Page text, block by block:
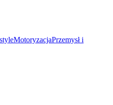
MotoryzacjaPrzemysł i